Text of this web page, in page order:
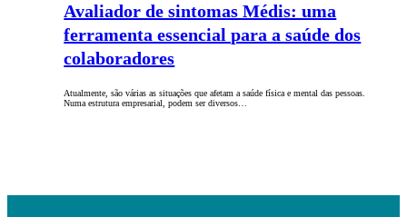
Avaliador de sintomas Médis: uma
ferramenta essencial para a saúde dos
colaboradores
Atualmente, são várias as situações que afetam a saúde física e mental das pessoas.
Numa estrutura empresarial, podem ser diversos…